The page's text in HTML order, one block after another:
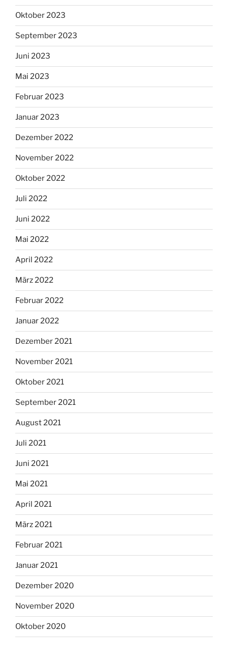
Oktober 2023
September 2023
Juni 2023
Mai 2023
Februar 2023
Januar 2023
Dezember 2022
November 2022
Oktober 2022
Juli 2022
Juni 2022
Mai 2022
April 2022
März 2022
Februar 2022
Januar 2022
Dezember 2021
November 2021
Oktober 2021
September 2021
August 2021
Juli 2021
Juni 2021
Mai 2021
April 2021
März 2021
Februar 2021
Januar 2021
Dezember 2020
November 2020
Oktober 2020